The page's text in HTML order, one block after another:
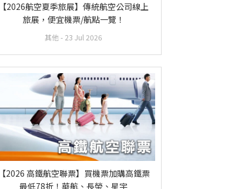
【2026航空夏季旅展】傳統航空公司線上
旅展，便宜機票/航點一覽！
其他 - 23 Jul 2026
【2026 高鐵航空聯票】買機票加購高鐵票
最低78折！華航、長榮、星宇